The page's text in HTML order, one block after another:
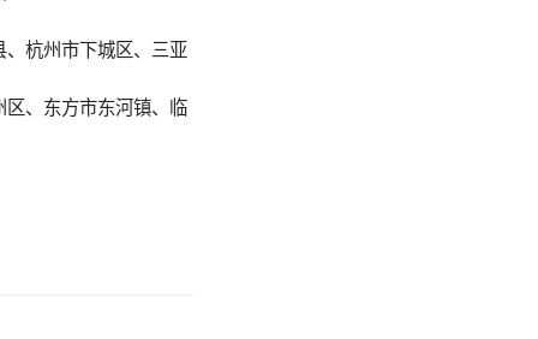
杭州市下城区、三亚
、东方市东河镇、临